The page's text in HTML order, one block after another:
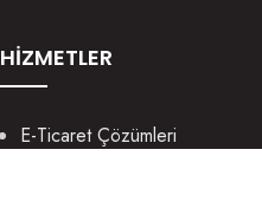
HİZMETLER
E-Ticaret Çözümleri